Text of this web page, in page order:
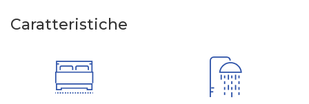
Caratteristiche